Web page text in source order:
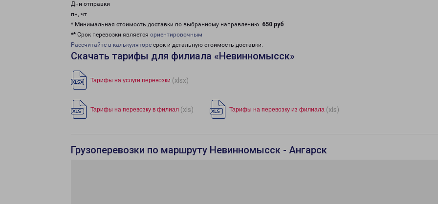
Дни отправки
пн, чт
* Минимальная стоимость доставки по выбранному направлению: 650 руб.
** Срок перевозки является ориентировочным
Рассчитайте в калькуляторе срок и детальную стоимость доставки.
Скачать тарифы для филиала «Невинномысск»
Тарифы на услуги перевозки (xlsx)
Тарифы на перевозку в филиал (xls) Тарифы на перевозку из филиала (xls)
Грузоперевозки по маршруту Невинномысск - Ангарск